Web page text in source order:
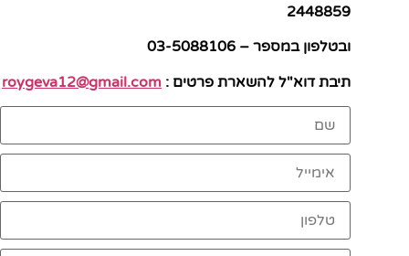
2448859
ובטלפון במספר – 03-5088106
תיבת דוא"ל להשארת פרטים : roygeva12@gmail.com